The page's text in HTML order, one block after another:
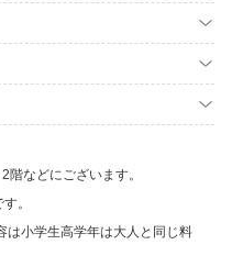
などにございます。
。
は小学生高学年は大人と同じ料